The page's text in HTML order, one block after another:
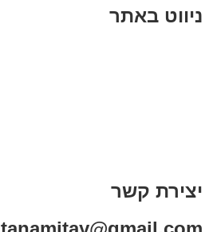
ניווט באתר
יצירת קשר